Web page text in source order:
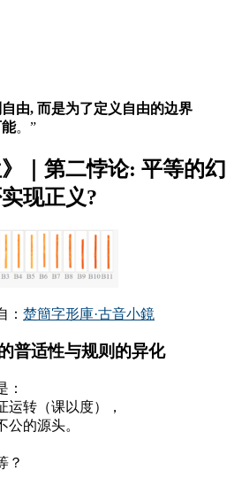
由, 而是为了定义自由的边界
。”
｜第二悖论: 平等的幻
现正义?
： 楚簡字形庫·古音小鏡
普适性与规则的异化
：
运转（课以度），
的源头。
？